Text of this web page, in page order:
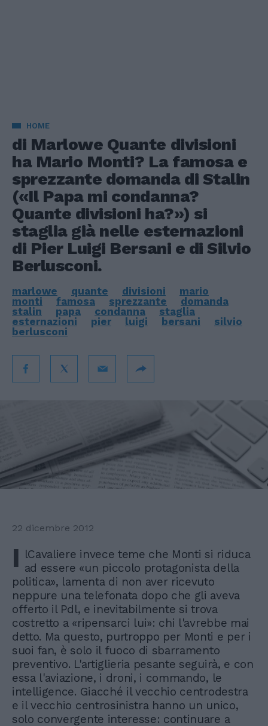
HOME
di Marlowe Quante divisioni
ha Mario Monti? La famosa e
sprezzante domanda di Stalin
(«Il Papa mi condanna?
Quante divisioni ha?») si
staglia già nelle esternazioni
di Pier Luigi Bersani e di Silvio
Berlusconi.
marlowe quante divisioni
mario
monti
famosa sprezzante
domanda
stalin
papa condanna
staglia
esternazioni
pier luigi bersani
silvio
berlusconi
22 dicembre 2012
I lCavaliere invece teme che Monti si riduca
ad essere «un piccolo protagonista della
politica», lamenta di non aver ricevuto
neppure una telefonata dopo che gli aveva
offerto il Pdl, e inevitabilmente si trova
costretto a «ripensarci lui»: chi l'avrebbe mai
detto. Ma questo, purtroppo per Monti e per i
suoi fan, è solo il fuoco di sbarramento
preventivo. L'artiglieria pesante seguirà, e con
essa l'aviazione, i droni, i commando, le
intelligence. Giacché il vecchio centrodestra
e il vecchio centrosinistra hanno un unico,
solo convergente interesse: continuare a